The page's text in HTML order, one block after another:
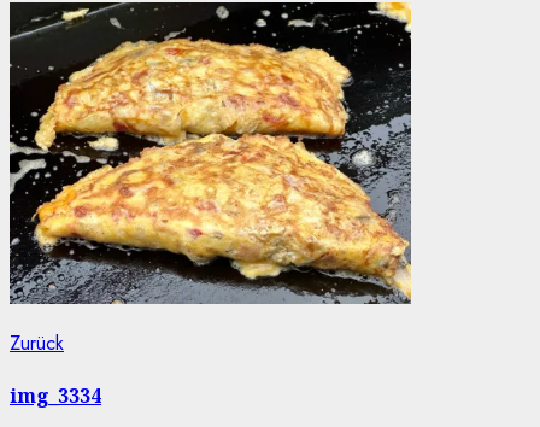
Beitragsnavigation
ZurückVorheriger
img_3334